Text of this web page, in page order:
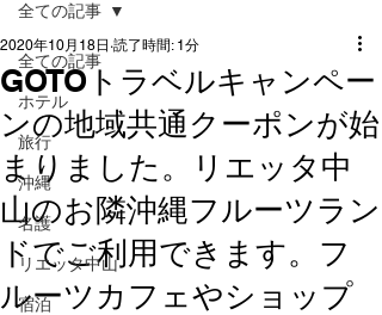
全ての記事
ホテル
旅行
沖縄
名護
リエッタ中山
宿泊
全ての記事
GOTOトラベルキャンペー
ンの地域共通クーポンが始
まりました。リエッタ中
山のお隣沖縄フルーツラン
ドでご利用できます。フ
ルーツカフェやショップ
2020年10月18日 読了時間: 1分